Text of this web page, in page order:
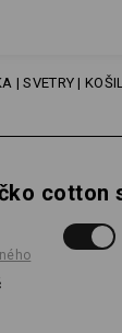
| SVETRY |
cotton